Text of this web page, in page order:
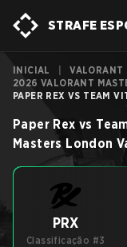
STRAFE
INICIAL VALORANT
2026 VALORANT
PAPER REX VS TEAM
Paper Rex vs
Masters London
PRX
Classificação #3